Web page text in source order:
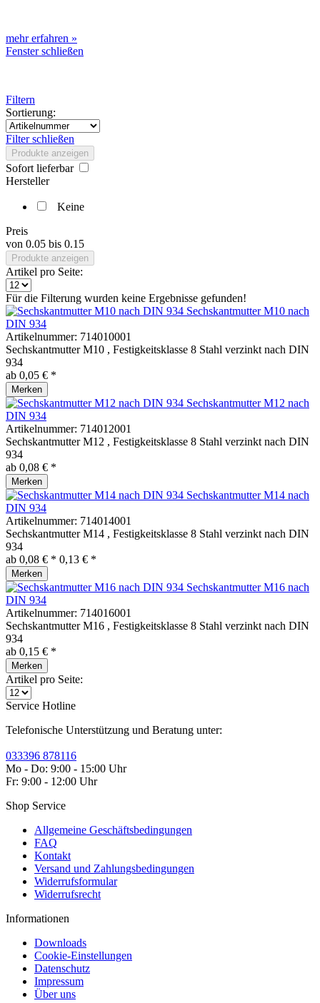
mehr erfahren »
Fenster schließen
Filtern
Sortierung:
Filter schließen
Produkte anzeigen
Sofort lieferbar
Hersteller
Keine
Preis
von 0.05 bis 0.15
Produkte anzeigen
Artikel pro Seite:
Für die Filterung wurden keine Ergebnisse gefunden!
Sechskantmutter M10 nach
DIN 934
Artikelnummer: 714010001
Sechskantmutter M10 , Festigkeitsklasse 8 Stahl verzinkt nach DIN
934
ab 0,05 € *
Merken
Sechskantmutter M12 nach
DIN 934
Artikelnummer: 714012001
Sechskantmutter M12 , Festigkeitsklasse 8 Stahl verzinkt nach DIN
934
ab 0,08 € *
Merken
Sechskantmutter M14 nach
DIN 934
Artikelnummer: 714014001
Sechskantmutter M14 , Festigkeitsklasse 8 Stahl verzinkt nach DIN
934
ab 0,08 € * 0,13 € *
Merken
Sechskantmutter M16 nach
DIN 934
Artikelnummer: 714016001
Sechskantmutter M16 , Festigkeitsklasse 8 Stahl verzinkt nach DIN
934
ab 0,15 € *
Merken
Artikel pro Seite:
Service Hotline
Telefonische Unterstützung und Beratung unter:
033396 878116
Mo - Do: 9:00 - 15:00 Uhr
Fr: 9:00 - 12:00 Uhr
Shop Service
Allgemeine Geschäftsbedingungen
FAQ
Kontakt
Versand und Zahlungsbedingungen
Widerrufsformular
Widerrufsrecht
Informationen
Downloads
Cookie-Einstellungen
Datenschutz
Impressum
Über uns